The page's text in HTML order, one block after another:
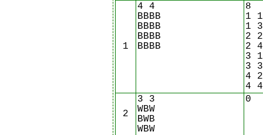
1
4 4
BBBB
BBBB
BBBB
BBBB
8
1 1
1 3
2 2
2 4
3 1
3 3
4 2
4 4
2
3 3
WBW
BWB
WBW
0